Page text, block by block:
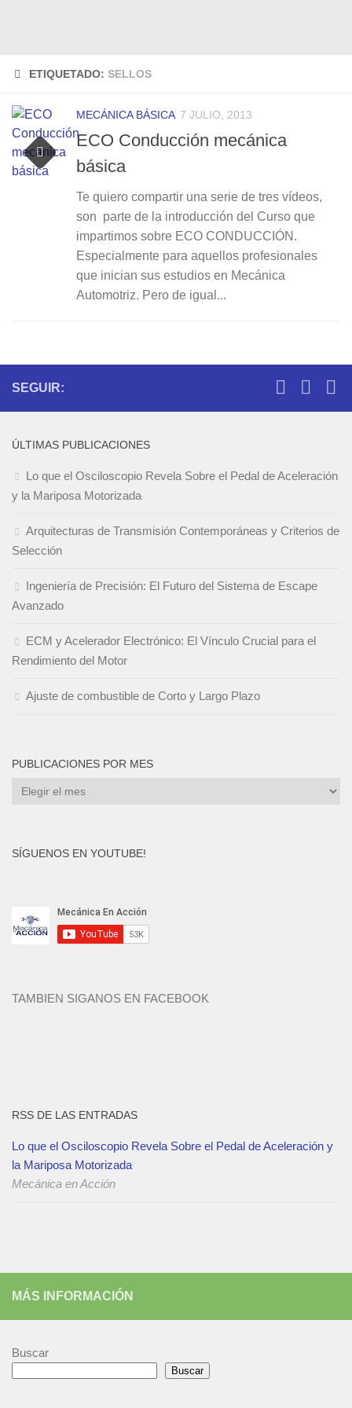
ETIQUETADO: SELLOS
MECÁNICA BÁSICA 7 JULIO, 2013
ECO Conducción mecánica
básica
Te quiero compartir una serie de tres vídeos,
son parte de la introducción del Curso que
impartimos sobre ECO CONDUCCIÓN.
Especialmente para aquellos profesionales
que inician sus estudios en Mecánica
Automotriz. Pero de igual...
SEGUIR:
ÚLTIMAS PUBLICACIONES
Lo que el Osciloscopio Revela Sobre el Pedal de Aceleración
y la Mariposa Motorizada
Arquitecturas de Transmisión Contemporáneas y Criterios de
Selección
Ingeniería de Precisión: El Futuro del Sistema de Escape
Avanzado
ECM y Acelerador Electrónico: El Vínculo Crucial para el
Rendimiento del Motor
Ajuste de combustible de Corto y Largo Plazo
PUBLICACIONES POR MES
Publicaciones
SÍGUENOS EN YOUTUBE!
TAMBIEN SIGANOS EN FACEBOOK
RSS DE LAS ENTRADAS
Lo que el Osciloscopio Revela Sobre el Pedal de Aceleración y
la Mariposa Motorizada
Mecánica en Acción
MÁS INFORMACIÓN
Buscar
Buscar